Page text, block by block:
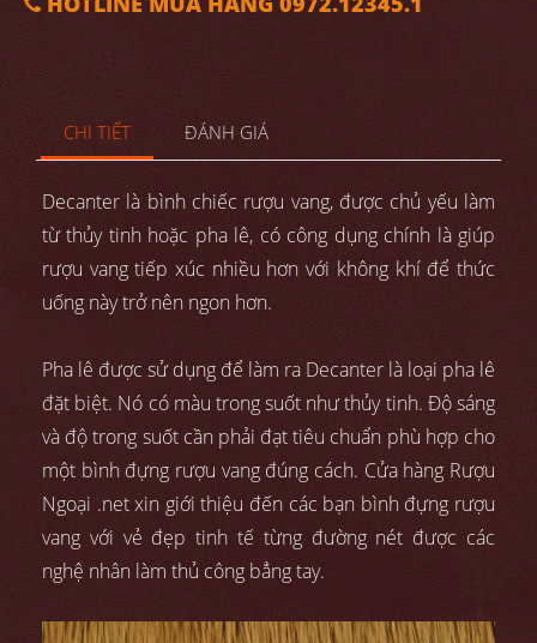
CHI TIẾT ĐÁNH GIÁ
Decanter là bình chiếc rượu vang, được chủ yếu làm
từ thủy tinh hoặc pha lê, có công dụng chính là giúp
rượu vang tiếp xúc nhiều hơn với không khí để thức
uống này trở nên ngon hơn.
Pha lê được sử dụng để làm ra Decanter là loại pha lê
đặt biệt. Nó có màu trong suốt như thủy tinh. Độ sáng
và độ trong suốt cần phải đạt tiêu chuẩn phù hợp cho
một bình đựng rượu vang đúng cách. Cửa hàng Rượu
Ngoại .net xin giới thiệu đến các bạn bình đựng rượu
vang với vẻ đẹp tinh tế từng đường nét được các
nghệ nhân làm thủ công bẳng tay.